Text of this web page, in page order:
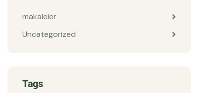
makaleler
Uncategorized
Tags